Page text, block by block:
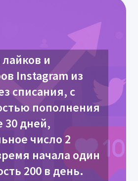
и
Instagram из
списания, с
пополнения
30 дней,
число 2
начала один
200 в день.